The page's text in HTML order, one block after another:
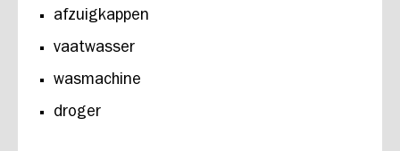
afzuigkappen
vaatwasser
wasmachine
droger